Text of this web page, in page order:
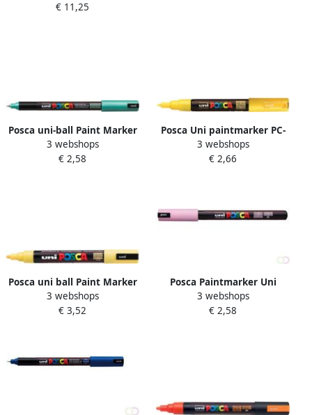
donkergroen
€ 11,25
Posca uni-ball Paint Marker
op waterbasis PC-1MR
metaalgroen
3 webshops
€ 2,58
Posca Uni paintmarker PC-
1MC 0 7 1 mm strogeel
3 webshops
€ 2,66
Posca uni ball Paint Marker
op waterbasis PC 5M
strogeel
3 webshops
€ 3,52
Posca Paintmarker Uni
PC1MR extra fijn lichtroze
3 webshops
€ 2,58